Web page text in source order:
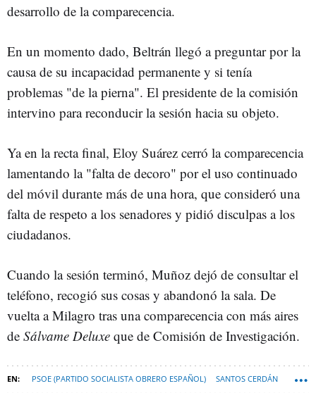
desarrollo de la comparecencia.
En un momento dado, Beltrán llegó a preguntar por la
causa de su incapacidad permanente y si tenía
problemas "de la pierna". El presidente de la comisión
intervino para reconducir la sesión hacia su objeto.
Ya en la recta final, Eloy Suárez cerró la comparecencia
lamentando la "falta de decoro" por el uso continuado
del móvil durante más de una hora, que consideró una
falta de respeto a los senadores y pidió disculpas a los
ciudadanos.
Cuando la sesión terminó, Muñoz dejó de consultar el
teléfono, recogió sus cosas y abandonó la sala. De
vuelta a Milagro tras una comparecencia con más aires
de Sálvame Deluxe que de Comisión de Investigación.
PSOE (PARTIDO SOCIALISTA OBRERO ESPAÑOL) SANTOS CERDÁN